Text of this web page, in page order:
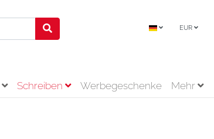
EUR
Schreiben Werbegeschenke Mehr